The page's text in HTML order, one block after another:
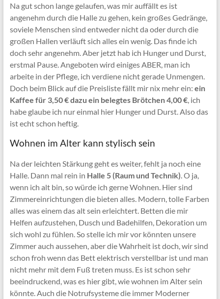
Na gut schon lange gelaufen, was mir auffällt es ist
angenehm durch die Halle zu gehen, kein großes Gedränge,
soviele Menschen sind entweder nicht da oder durch die
großen Hallen verläuft sich alles ein wenig. Das finde ich
doch sehr angenehm. Aber jetzt hab ich Hunger und Durst,
erstmal Pause. Angeboten wird einiges ABER, man ich
arbeite in der Pflege, ich verdiene nicht gerade Unmengen.
Doch beim Blick auf die Preisliste fällt mir nix mehr ein: ein
Kaffee für 3,50 € dazu ein belegtes Brötchen 4,00 €, ich
habe glaube ich nur einmal hier Hunger und Durst. Also das
ist echt schon heftig.
Wohnen im Alter kann stylisch sein
Na der leichten Stärkung geht es weiter, fehlt ja noch eine
Halle. Dann mal rein in Halle 5 (Raum und Technik) . O ja,
wenn ich alt bin, so würde ich gerne Wohnen. Hier sind
Zimmereinrichtungen die bieten alles. Modern, tolle Farben
alles was einem das alt sein erleichtert. Betten die mir
Helfen aufzustehen, Dusch und Badehilfen, Dekoration um
sich wohl zu fühlen. So stelle ich mir vor könnten unsere
Zimmer auch aussehen, aber die Wahrheit ist doch, wir sind
schon froh wenn das Bett elektrisch verstellbar ist und man
nicht mehr mit dem Fuß treten muss. Es ist schon sehr
beeindruckend, was es hier gibt, wie wohnen im Alter sein
könnte. Auch die Notrufsysteme die immer Moderner